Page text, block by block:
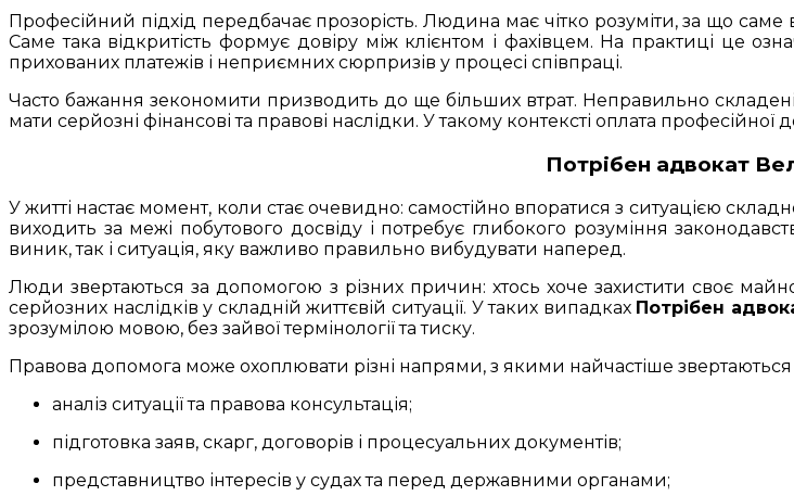
Професійний підхід передбачає прозорість. Людина має чітко розуміти, за що саме
Саме така відкритість формує довіру між клієнтом і фахівцем. На практиці це
прихованих платежів і неприємних сюрпризів у процесі співпраці.
Часто бажання зекономити призводить до ще більших втрат. Неправильно
мати серйозні фінансові та правові наслідки. У такому контексті оплата
Потрібен адвокат
У житті настає момент, коли стає очевидно: самостійно впоратися з ситуацією
виходить за межі побутового досвіду і потребує глибокого розуміння
виник, так і ситуація, яку важливо правильно вибудувати наперед.
Люди звертаються за допомогою з різних причин: хтось хоче захистити своє
серйозних наслідків у складній життєвій ситуації. У таких випадках Потрібен
зрозумілою мовою, без зайвої термінології та тиску.
Правова допомога може охоплювати різні напрями, з якими найчастіше звертаються
аналіз ситуації та правова консультація;
підготовка заяв, скарг, договорів і процесуальних документів;
представництво інтересів у судах та перед державними органами;